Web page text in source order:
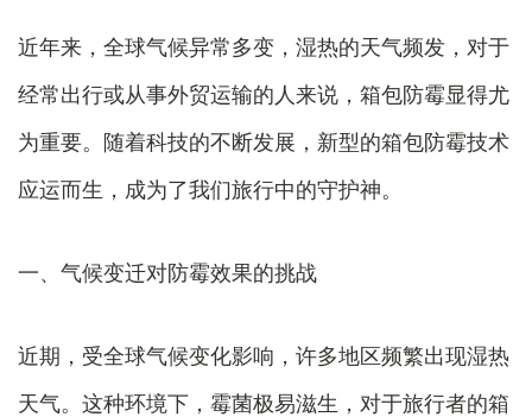
近年来，全球气候异常多变，湿热的天气频发，对于
经常出行或从事外贸运输的人来说，箱包防霉显得尤
为重要。随着科技的不断发展，新型的箱包防霉技术
应运而生，成为了我们旅行中的守护神。
一、气候变迁对防霉效果的挑战
近期，受全球气候变化影响，许多地区频繁出现湿热
天气。这种环境下，霉菌极易滋生，对于旅行者的箱